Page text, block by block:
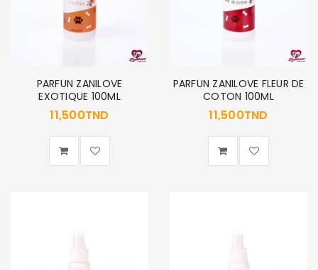
ou e-mail
PARFUN ZANILOVE
EXOTIQUE 100ML
11,500TND
PARFUN ZANILOVE FLEUR DE
COTON 100ML
11,500TND